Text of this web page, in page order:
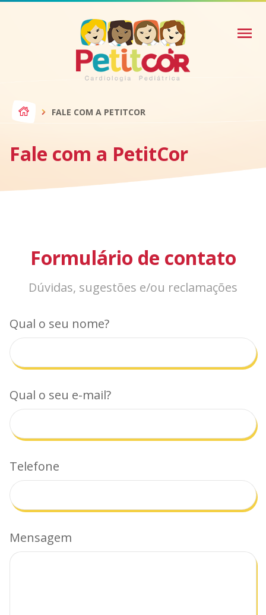
FALE COM A PETITCOR
Fale com a PetitCor
Formulário de contato
Dúvidas, sugestões e/ou reclamações
Qual o seu nome?
Qual o seu e-mail?
Telefone
Mensagem